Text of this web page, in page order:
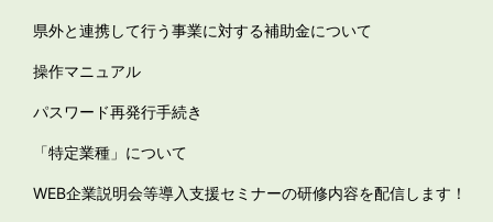
県外と連携して行う事業に対する補助金について
操作マニュアル
パスワード再発行手続き
「特定業種」について
WEB企業説明会等導入支援セミナーの研修内容を配信します！